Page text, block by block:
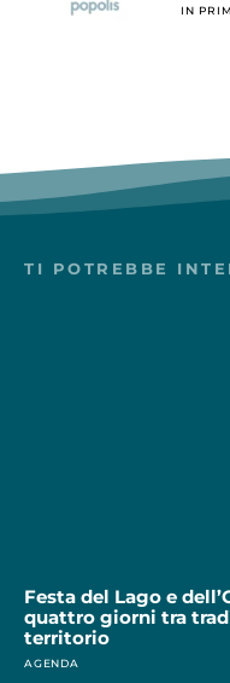
IN
TI POTREBBE
Festa del Lago e
quattro giorni tra
territorio
AGENDA